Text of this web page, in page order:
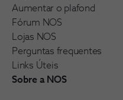
Aumentar o plafond
Fórum NOS
Lojas NOS
Perguntas frequentes
Links Úteis
Sobre a NOS